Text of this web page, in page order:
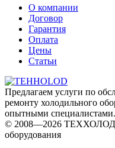
О компании
Договор
Гарантия
Оплата
Цены
Статьи
Предлагаем услуги по
ремонту холодильного
опытными специалистами.
© 2008—2026 ТЕХХОЛОД
оборудования